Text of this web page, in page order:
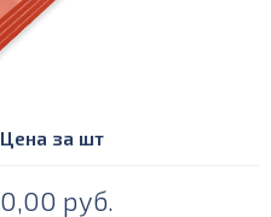
Цена за шт
0,00 руб.